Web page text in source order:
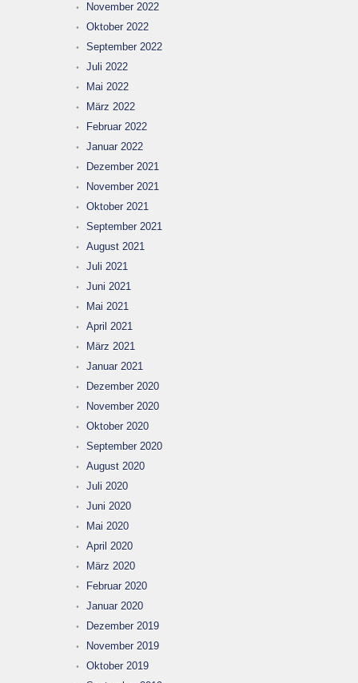
November 2022
Oktober 2022
September 2022
Juli 2022
Mai 2022
März 2022
Februar 2022
Januar 2022
Dezember 2021
November 2021
Oktober 2021
September 2021
August 2021
Juli 2021
Juni 2021
Mai 2021
April 2021
März 2021
Januar 2021
Dezember 2020
November 2020
Oktober 2020
September 2020
August 2020
Juli 2020
Juni 2020
Mai 2020
April 2020
März 2020
Februar 2020
Januar 2020
Dezember 2019
November 2019
Oktober 2019